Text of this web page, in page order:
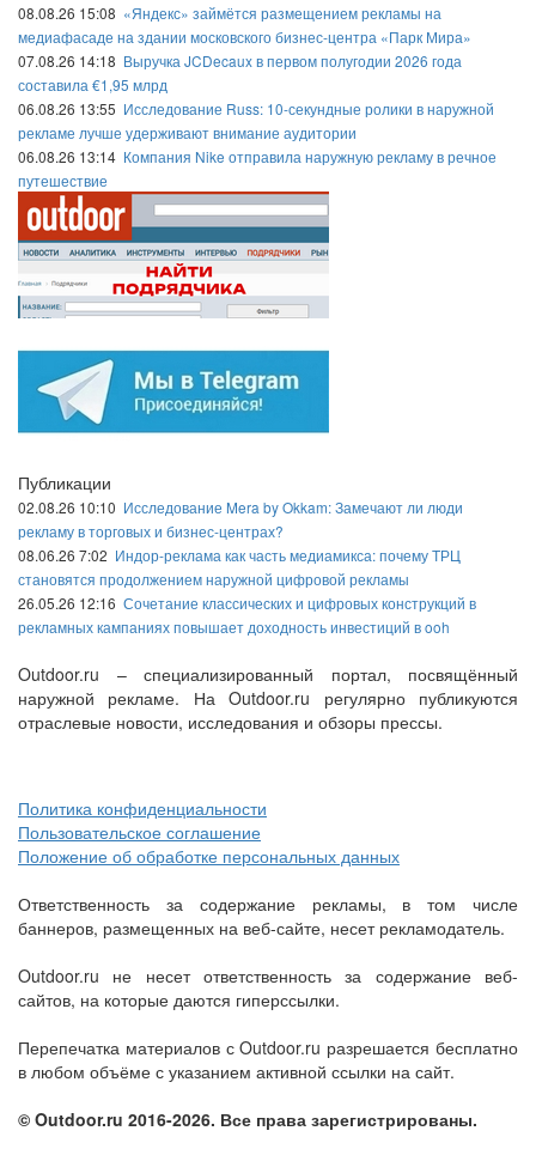
08.08.26 15:08 «Яндекс» займётся размещением рекламы на
медиафасаде на здании московского бизнес-центра «Парк Мира»
07.08.26 14:18 Выручка JCDecaux в первом полугодии 2026 года
составила €1,95 млрд
06.08.26 13:55 Исследование Russ: 10-секундные ролики в наружной
рекламе лучше удерживают внимание аудитории
06.08.26 13:14 Компания Nike отправила наружную рекламу в речное
путешествие
Публикации
02.08.26 10:10 Исследование Mera by Okkam: Замечают ли люди
рекламу в торговых и бизнес-центрах?
08.06.26 7:02 Индор-реклама как часть медиамикса: почему ТРЦ
становятся продолжением наружной цифровой рекламы
26.05.26 12:16 Сочетание классических и цифровых конструкций в
рекламных кампаниях повышает доходность инвестиций в ooh
Outdoor.ru – специализированный портал, посвящённый
наружной рекламе. На Outdoor.ru регулярно публикуются
отраслевые новости, исследования и обзоры прессы.
Политика конфиденциальности
Пользовательское соглашение
Положение об обработке персональных данных
Ответственность за содержание рекламы, в том числе
баннеров, размещенных на веб-сайте, несет рекламодатель.
Outdoor.ru не несет ответственность за содержание веб-
сайтов, на которые даются гиперссылки.
Перепечатка материалов с Outdoor.ru разрешается бесплатно
в любом объёме с указанием активной ссылки на сайт.
© Outdoor.ru 2016-2026. Все права зарегистрированы.